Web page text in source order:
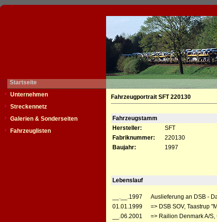
Startseite
Unternehmen
Streckennetz
Galerien & Sonderseiten
Fahrzeuglisten
Fahrzeugportrait SFT 220130
Fahrzeugstamm
Hersteller:
SFT
Fabriknummer:
220130
Baujahr:
1997
Lebenslauf
__.__.1997
Auslieferung an DSB -
01.01.1999
=> DSB SOV, Taastrup
__.06.2001
=> Railion Denmark A/S,